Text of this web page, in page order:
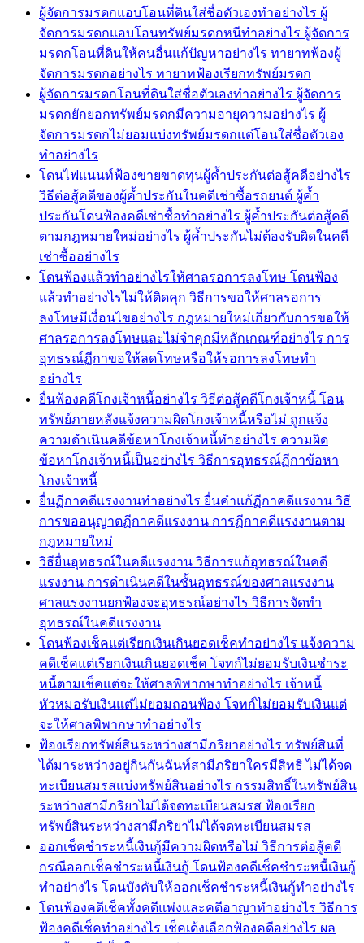
ผู้จัดการมรดกแอบโอนที่ดินใส่ชื่อตัวเองทำอย่างไร ผู้
จัดการมรดกแอบโอนทรัพย์มรดกหนีทำอย่างไร ผู้จัดการ
มรดกโอนที่ดินให้คนอื่นแก้ปัญหาอย่างไร ทายาทฟ้องผู้
จัดการมรดกอย่างไร ทายาทฟ้องเรียกทรัพย์มรดก
ผู้จัดการมรดกโอนที่ดินใส่ชื่อตัวเองทำอย่างไร ผู้จัดการ
มรดกยักยอกทรัพย์มรดกมีความอายุความอย่างไร ผู้
จัดการมรดกไม่ยอมแบ่งทรัพย์มรดกแต่โอนใส่ชื่อตัวเอง
ทำอย่างไร
โดนไฟแนนท์ฟ้องขายขาดทุนผู้ค้ำประกันต่อสู้คดีอย่างไร
วิธีต่อสู้คดีของผู้ค้ำประกันในคดีเช่าซื้อรถยนต์ ผู้ค้ำ
ประกันโดนฟ้องคดีเช่าซื้อทำอย่างไร ผู้ค้ำประกันต่อสู้คดี
ตามกฎหมายใหม่อย่างไร ผู้ค้ำประกันไม่ต้องรับผิดในคดี
เช่าซื้ออย่างไร
โดนฟ้องแล้วทำอย่างไรให้ศาลรอการลงโทษ โดนฟ้อง
แล้วทำอย่างไรไม่ให้ติดคุก วิธีการขอให้ศาลรอการ
ลงโทษมีเงื่อนไขอย่างไร กฎหมายใหม่เกี่ยวกับการขอให้
ศาลรอการลงโทษและไม่จำคุกมีหลักเกณฑ์อย่างไร การ
อุทธรณ์ฏีกาขอให้ลดโทษหรือให้รอการลงโทษทำ
อย่างไร
ยื่นฟ้องคดีโกงเจ้าหนี้อย่างไร วิธีต่อสู้คดีโกงเจ้าหนี้ โอน
ทรัพย์ภายหลังแจ้งความผิดโกงเจ้าหนี้หรือไม่ ถูกแจ้ง
ความดำเนินคดีข้อหาโกงเจ้าหนี้ทำอย่างไร ความผิด
ข้อหาโกงเจ้าหนี้เป็นอย่างไร วิธีการอุทธรณ์ฏีกาข้อหา
โกงเจ้าหนี้
ยื่นฏีกาคดีแรงงานทำอย่างไร ยื่นคำแก้ฏีกาคดีแรงาน วิธี
การขออนุญาตฏีกาคดีแรงงาน การฏีกาคดีแรงงานตาม
กฎหมายใหม่
วิธียื่นอุทธรณ์ในคดีแรงงาน วิธีการแก้อุทธรณ์ในคดี
แรงงาน การดำเนินคดีในชั้นอุทธรณ์ของศาลแรงงาน
ศาลแรงงานยกฟ้องจะอุทธรณ์อย่างไร วิธีการจัดทำ
อุทธรณ์ในคดีแรงงาน
โดนฟ้องเช็คแต่เรียกเงินเกินยอดเช็คทำอย่างไร แจ้งความ
คดีเช็คแต่เรียกเงินเกินยอดเช็ค โจทก์ไม่ยอมรับเงินชำระ
หนี้ตามเช็คแต่จะให้ศาลพิพากษาทำอย่างไร เจ้าหนี้
หัวหมอรับเงินแต่ไม่ยอมถอนฟ้อง โจทก์ไม่ยอมรับเงินแต่
จะให้ศาลพิพากษาทำอย่างไร
ฟ้องเรียกทรัพย์สินระหว่างสามีภริยาอย่างไร ทรัพย์สินที่
ได้มาระหว่างอยู่กินกันฉันท์สามีภริยาใครมีสิทธิ ไม่ได้จด
ทะเบียนสมรสแบ่งทรัพย์สินอย่างไร กรรมสิทธิ์ในทรัพย์สิน
ระหว่างสามีภริยาไม่ได้จดทะเบียนสมรส ฟ้องเรียก
ทรัพย์สินระหว่างสามีภริยาไม่ได้จดทะเบียนสมรส
ออกเช็คชำระหนี้เงินกู้มีความผิดหรือไม่ วิธีการต่อสู้คดี
กรณีออกเช็คชำระหนี้เงินกู้ โดนฟ้องคดีเช็คชำระหนี้เงินกู้
ทำอย่างไร โดนบังคับให้ออกเช็คชำระหนี้เงินกู้ทำอย่างไร
โดนฟ้องคดีเช็คทั้งคดีแพ่งและคดีอาญาทำอย่างไร วิธีการ
ฟ้องคดีเช็คทำอย่างไร เช็คเด้งเลือกฟ้องคดีอย่างไร ผล